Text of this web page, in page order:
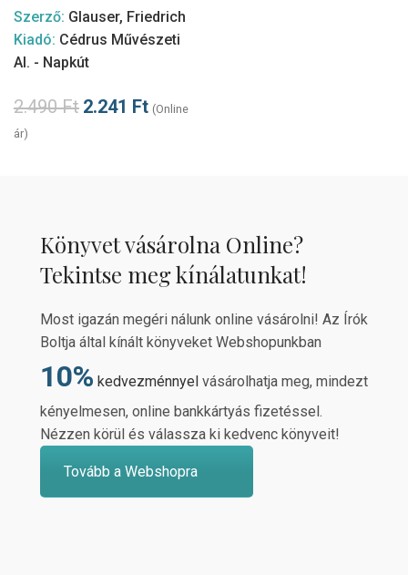
Szerző: Glauser, Friedrich
Kiadó: Cédrus Művészeti
Al. - Napkút
2.490Ft 2.241 Ft (Online
ár)
Könyvet vásárolna Online?
Tekintse meg kínálatunkat!
Most igazán megéri nálunk online vásárolni! Az Írók
Boltja által kínált könyveket Webshopunkban
10% kedvezménnyel vásárolhatja meg, mindezt
kényelmesen, online bankkártyás fizetéssel.
Nézzen körül és válassza ki kedvenc könyveit!
Tovább a Webshopra